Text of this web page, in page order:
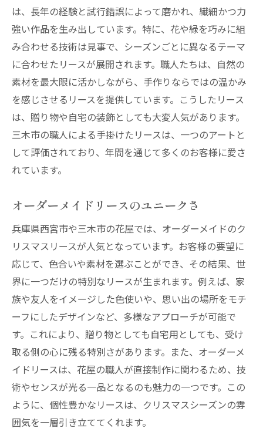
は、長年の経験と試行錯誤によって磨かれ、繊細かつ力
強い作品を生み出しています。特に、花や緑を巧みに組
み合わせる技術は見事で、シーズンごとに異なるテーマ
に合わせたリースが展開されます。職人たちは、自然の
素材を最大限に活かしながら、手作りならではの温かみ
を感じさせるリースを提供しています。こうしたリース
は、贈り物や自宅の装飾としても大変人気があります。
三木市の職人による手掛けたリースは、一つのアートと
して評価されており、年間を通じて多くのお客様に愛さ
れています。
オーダーメイドリースのユニークさ
兵庫県西宮市や三木市の花屋では、オーダーメイドのク
リスマスリースが人気となっています。お客様の要望に
応じて、色合いや素材を選ぶことができ、その結果、世
界に一つだけの特別なリースが生まれます。例えば、家
族や友人をイメージした色使いや、思い出の場所をモチ
ーフにしたデザインなど、多様なアプローチが可能で
す。これにより、贈り物としても自宅用としても、受け
取る側の心に残る特別さがあります。また、オーダーメ
イドリースは、花屋の職人が直接制作に関わるため、技
術やセンスが光る一品となるのも魅力の一つです。この
ように、個性豊かなリースは、クリスマスシーズンの雰
囲気を一層引き立ててくれます。